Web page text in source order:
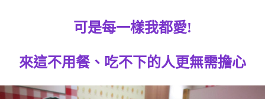
可是每一樣我都愛!
來這不用餐、吃不下的人更無需擔心